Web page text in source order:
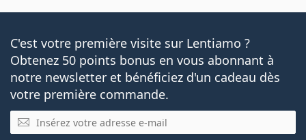
C'est votre première visite sur Lentiamo ?
Obtenez 50 points bonus en vous abonnant à
notre newsletter et bénéficiez d'un cadeau dès
votre première commande.
E-mail